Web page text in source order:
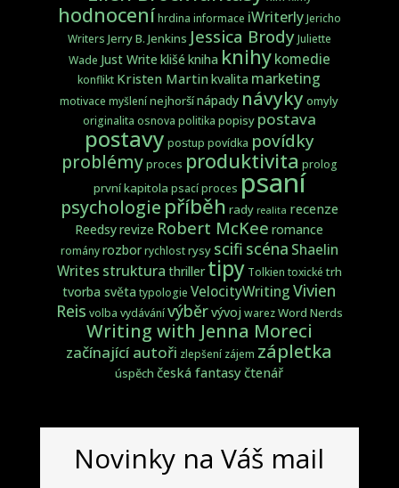
hodnoceníhrdina informace iWriterlyJericho
Writers Jerry B. Jenkins Jessica BrodyJuliette
Wade Just Write klišé kniha knihykomedie
konflikt Kristen Martinkvalita marketing
motivace myšlení nejhoršínápady návyky omyly
originalita osnova politika popisy postava
postavy postup povídka povídky
problémyproces produktivita prolog
první kapitola psací proces psaní
psychologie příběh rady realita recenze
Reedsyrevize Robert McKee romance
rományrozborrychlostrysy scifi scéna Shaelin
Writes struktura thriller tipy Tolkien toxické trh
tvorba světa typologie VelocityWriting Vivien
Reis volba vydávánívýběrvývoj warezWord Nerds
Writing with Jenna Moreci
začínající autoři zlepšení zájem zápletka
úspěch česká fantasyčtenář
Novinky na Váš mail